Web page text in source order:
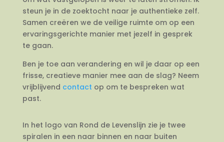
steun je in de zoektocht naar je authentieke zelf.
Samen creëren we de veilige ruimte om op een
ervaringsgerichte manier met jezelf in gesprek
te gaan.
Ben je toe aan verandering en wil je daar op een
frisse, creatieve manier mee aan de slag? Neem
vrijblijvend contact op om te bespreken wat
past.
In het logo van Rond de Levenslijn zie je twee
spiralen in een naar binnen en naar buiten